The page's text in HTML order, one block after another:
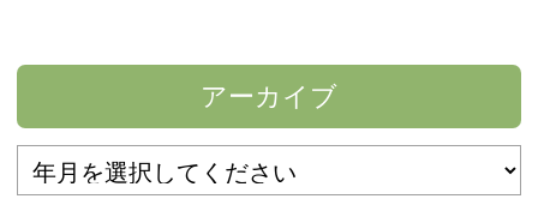
アーカイブ